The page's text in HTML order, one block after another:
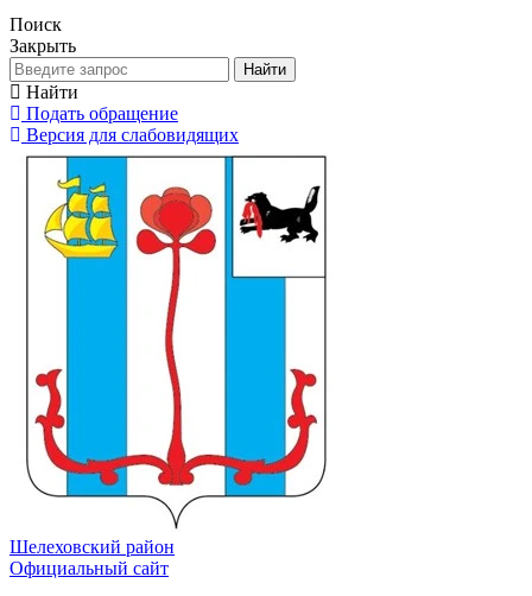
Поиск
Закрыть
Найти
Найти
Подать обращение
Версия для слабовидящих
Шелеховский район
Официальный сайт